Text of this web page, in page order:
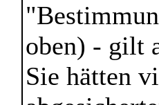
oben) - gilt
Sie hätten